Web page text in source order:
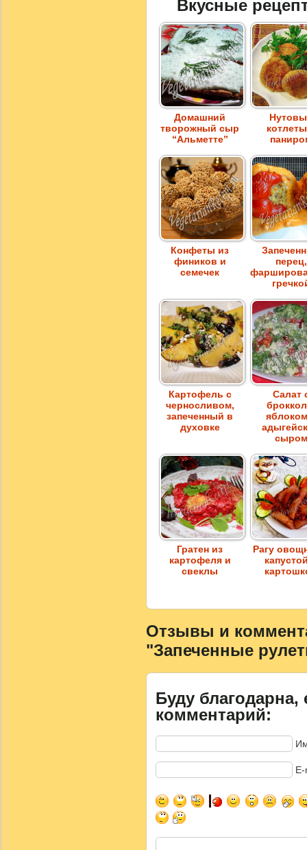
Вкусные
Домашний
творожный сыр
“Альметте”
Конфеты из
фиников и
семечек
перец,
Картофель с
черносливом,
запеченный в
духовке
Салат
сыром
Гратен из
картофеля и
свеклы
Рагу
Отзывы и
"Запеченные
Буду благодарна,
комментарий: